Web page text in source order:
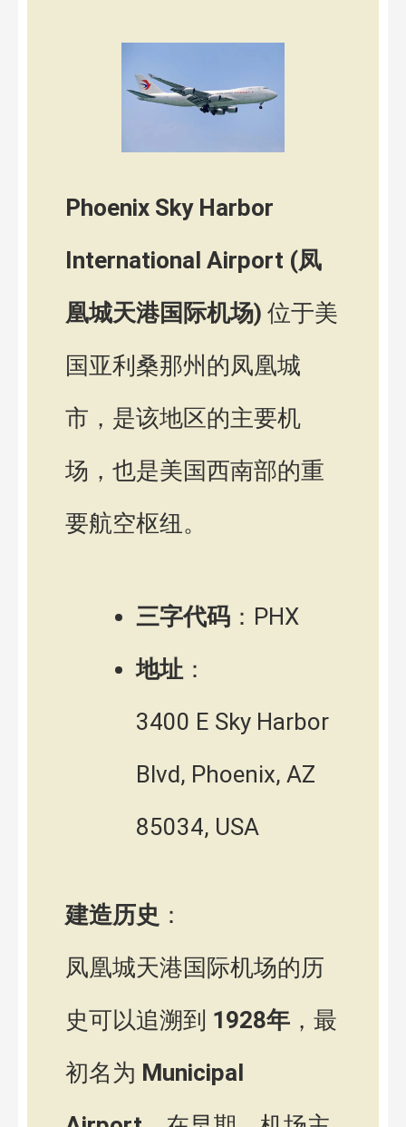
Phoenix Sky Harbor
International Airport (凤
凰城天港国际机场) 位于美
国亚利桑那州的凤凰城
市，是该地区的主要机
场，也是美国西南部的重
要航空枢纽。
三字代码 ：PHX
地址：
3400 E Sky Harbor
Blvd, Phoenix, AZ
85034, USA
建造历史 ：
凤凰城天港国际机场的历
史可以追溯到 1928年 ，最
初名为 Municipal